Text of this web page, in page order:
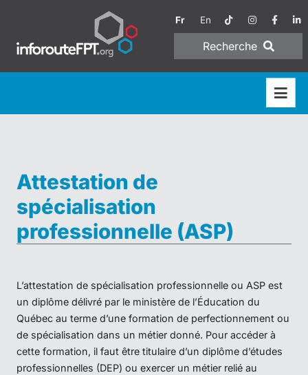
Fr En
Recherche
Attestation de
spécialisation
professionnelle (ASP)
L’attestation de spécialisation professionnelle ou ASP est
un diplôme délivré par le ministère de l’Éducation du
Québec au terme d’une formation de perfectionnement ou
de spécialisation dans un métier donné. Pour accéder à
cette formation, il faut être titulaire d’un diplôme d’études
professionnelles (DEP) ou exercer un métier relié au